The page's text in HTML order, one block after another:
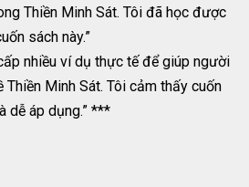
Thiền Minh Sát. Tôi đã học được
sách này.”
nhiều ví dụ thực tế để giúp người
Thiền Minh Sát. Tôi cảm thấy cuốn
dễ áp dụng.” ***